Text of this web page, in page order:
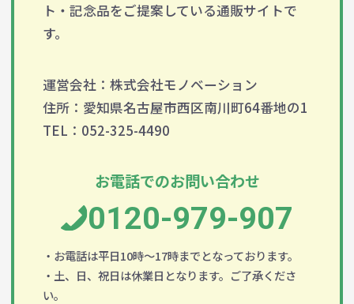
ト・記念品をご提案している通販サイトで
す。
運営会社：株式会社モノベーション
住所：愛知県名古屋市西区南川町64番地の1
TEL：052-325-4490
お電話でのお問い合わせ
0120-979-907
・お電話は平日10時～17時までとなっております。
・土、日、祝日は休業日となります。ご了承くださ
い。